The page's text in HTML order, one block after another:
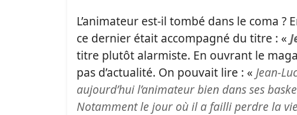
L’animateur est-il tombé dans le coma
ce dernier était accompagné du titre : «
titre plutôt alarmiste. En ouvrant le
pas d’actualité. On pouvait lire : « Jean-
aujourd’hui l’animateur bien dans ses
Notamment le jour où il a failli perdre la vie